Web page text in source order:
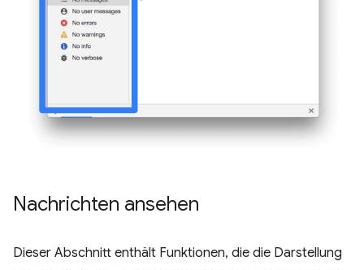
Nachrichten ansehen
Dieser Abschnitt enthält Funktionen, die die Darstellung